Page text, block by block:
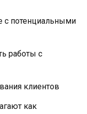
с потенциальными
работы с
клиентов
как